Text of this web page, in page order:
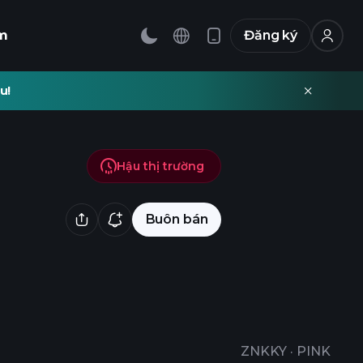
Đăng ký
Buôn bán
ZNKKY · PINK
Hậu thị trường